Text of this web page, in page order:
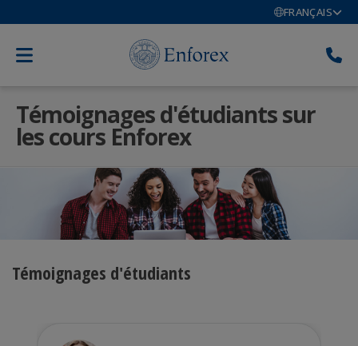
FRANÇAIS
Témoignages d'étudiants sur
les cours Enforex
Témoignages d'étudiants